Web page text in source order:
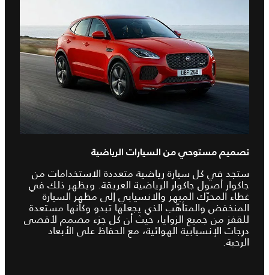
تصميم مستوحي من السيارات الرياضية
ستجد في كل سيارة رياضية متعددة الاستخدامات من
جاكوار أصول جاكوار الرياضية العريقة. ويظهر ذلك في
غطاء المحرّك المبهر والانسيابي إلى مظهر السيارة
المنخفض والمتأهّب الذي يجعلها تبدو وكأنها مستعدة
للقفز من جميع الزوايا، حيث أن كل جزء مصمم لأقصى
درجات الإنسيابية الهوائية، مع الحفاظ على الأبعاد
الرحبة.